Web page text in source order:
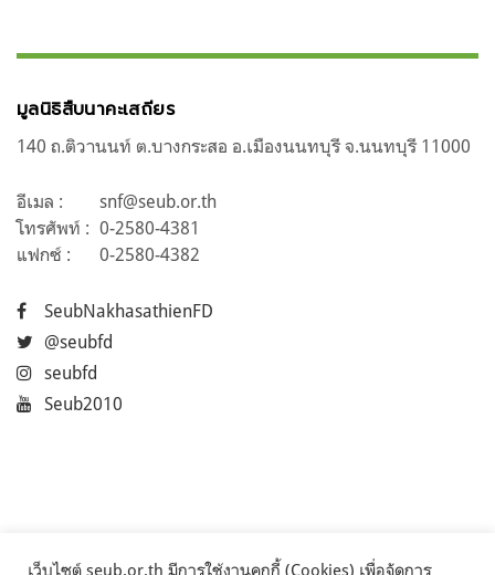
มูลนิธิสืบนาคะเสถียร
140 ถ.ติวานนท์ ต.บางกระสอ อ.เมืองนนทบุรี จ.นนทบุรี 11000
อีเมล :
snf@seub.or.th
โทรศัพท์ : 0-2580-4381
แฟกซ์ :
0-2580-4382
SeubNakhasathienFD
@seubfd
seubfd
Seub2010
เว็บไซต์ seub.or.th มีการใช้งานคุกกี้ (Cookies) เพื่อจัดการ